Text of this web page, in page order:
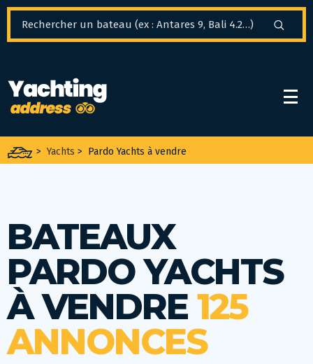
>Yachts > Pardo Yachts à vendre
BATEAUX
PARDO YACHTS
À VENDRE 125
ANNONCES
Panneau de gestion des cookies